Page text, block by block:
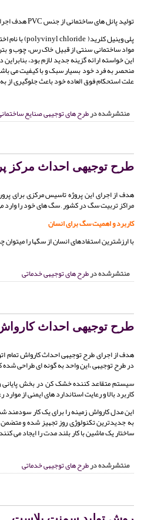
تولید پانل های ساختمانی از جنس PVC هدف اجرای طرح توجیهی تولید پانل پی وی سی است.
مواد ساختمانی سنتی از قبیل خاک رس، چوب و
این خواسته ارائه گزینه جدید لازم بود،
منحصر به فرد خود بسیار سبک و با کیفیت می
علت استحکام فوق العاده خود باعث جلوگیری
منتشرشده درطرح های توجیهی صنایع
طرح توجیهی احداث مرکز
مراکز تربیت سگ در کشور , سگ های خود را وارد
کاربرد و اهمیت سگ برای انسان
با ارزشترین استفادهای انسان از سگها را
منتشرشده درطرح های توجیهی خدماتی
طرح توجیهی احداث
هدف از اجرای طرح توجیهی احداث کارواش تمام
در طرح توجیهی ،این واحد به گونه ای طراحی شده
سیستم متقاعد کننده خشک کن در بخش پایانی
کاربرد بالا و رعایت استاندارد های ایمنی از
این مدل کارواش زمینه را برای یک کار
به جدیدترین تکنولوژی روز تجهیز شده و
ساختار یک ماشین با کار بلند مدت را ایجاد می
منتشرشده درطرح های توجیهی خدماتی